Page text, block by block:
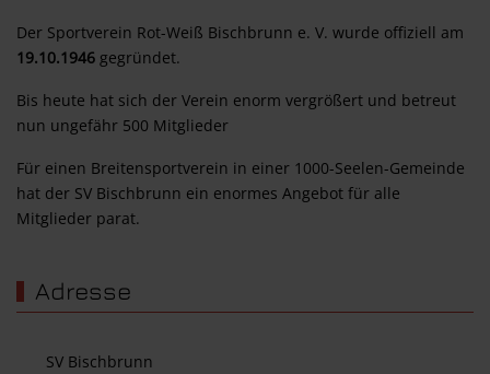
Der Sportverein Rot-Weiß Bischbrunn e. V. wurde offiziell am
19.10.1946 gegründet.
Bis heute hat sich der Verein enorm vergrößert und betreut
nun ungefähr 500 Mitglieder
Für einen Breitensportverein in einer 1000-Seelen-Gemeinde
hat der SV Bischbrunn ein enormes Angebot für alle
Mitglieder parat.
Adresse
SV Bischbrunn